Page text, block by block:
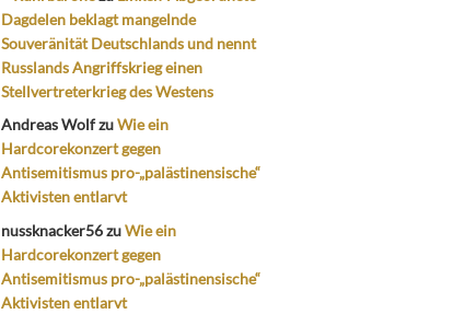
Dagdelen beklagt mangelnde
Souveränität Deutschlands und nennt
Russlands Angriffskrieg einen
Stellvertreterkrieg des Westens
Andreas WolfzuWie ein
Hardcorekonzert gegen
Antisemitismus pro-„palästinensische“
Aktivisten entlarvt
nussknacker56zuWie ein
Hardcorekonzert gegen
Antisemitismus pro-„palästinensische“
Aktivisten entlarvt